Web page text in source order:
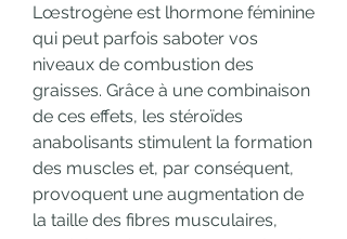
Lœstrogène est lhormone féminine
qui peut parfois saboter vos
niveaux de combustion des
graisses. Grâce à une combinaison
de ces effets, les stéroïdes
anabolisants stimulent la formation
des muscles et, par conséquent,
provoquent une augmentation de
la taille des fibres musculaires,